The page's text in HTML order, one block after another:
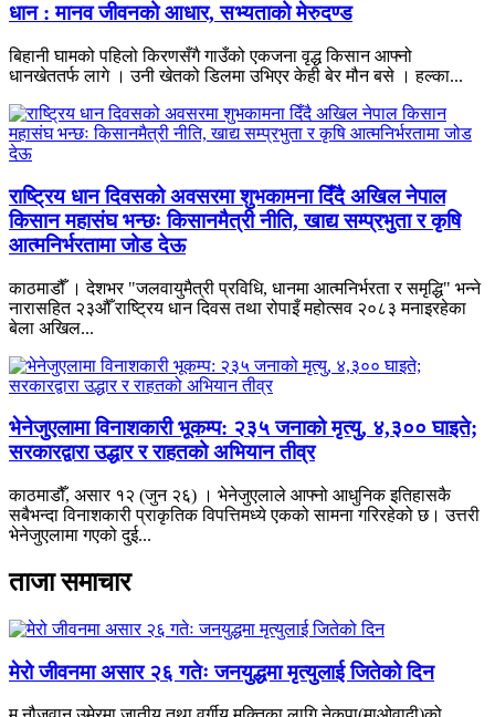
धान : मानव जीवनको आधार, सभ्यताको मेरुदण्ड
बिहानी घामको पहिलो किरणसँगै गाउँको एकजना वृद्ध किसान आफ्नो
धानखेततर्फ लागे । उनी खेतको डिलमा उभिएर केही बेर मौन बसे । हल्का...
राष्ट्रिय धान दिवसको अवसरमा शुभकामना दिँदै अखिल नेपाल
किसान महासंघ भन्छः किसानमैत्री नीति, खाद्य सम्प्रभुता र कृषि
आत्मनिर्भरतामा जोड देऊ
काठमाडौँ । देशभर "जलवायुमैत्री प्रविधि, धानमा आत्मनिर्भरता र समृद्धि" भन्ने
नारासहित २३औँ राष्ट्रिय धान दिवस तथा रोपाइँ महोत्सव २०८३ मनाइरहेका
बेला अखिल...
भेनेजुएलामा विनाशकारी भूकम्प: २३५ जनाको मृत्यु, ४,३०० घाइते;
सरकारद्वारा उद्धार र राहतको अभियान तीव्र
काठमाडौँ, असार १२ (जुन २६) । भेनेजुएलाले आफ्नो आधुनिक इतिहासकै
सबैभन्दा विनाशकारी प्राकृतिक विपत्तिमध्ये एकको सामना गरिरहेको छ। उत्तरी
भेनेजुएलामा गएको दुई...
ताजा समाचार
मेरो जीवनमा असार २६ गतेः जनयुद्धमा मृत्युलाई जितेको दिन